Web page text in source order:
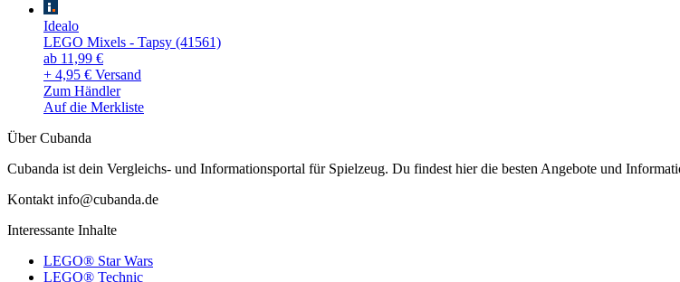
Idealo
LEGO Mixels - Tapsy (41561)
ab 11,99 €
+ 4,95 € Versand
Zum Händler
Auf die Merkliste
Über Cubanda
Cubanda ist dein Vergleichs- und Informationsportal für Spielzeug. Du findest hier die besten Angebote und
Kontakt info@cubanda.de
Interessante Inhalte
LEGO® Star Wars
LEGO® Technic